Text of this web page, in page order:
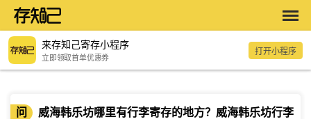
来存知己寄存小程序
立即领取首单优惠券
打开小程序
问
威海韩乐坊哪里有行李寄存的地方？威海韩乐坊行李